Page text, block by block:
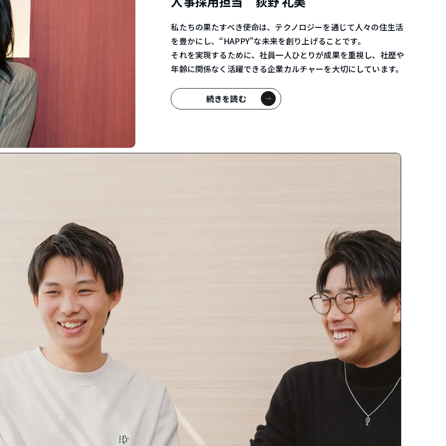
私たちの果たすべき使命は、テクノロジーを通じて人々の住生活
を豊かにし、“HAPPY”な未来を創り上げることです。
それを実現するために、社員一人ひとりが成果を重視し、社歴や
年齢に関係なく活躍できる企業カルチャーを大切にしています。
続きを読む